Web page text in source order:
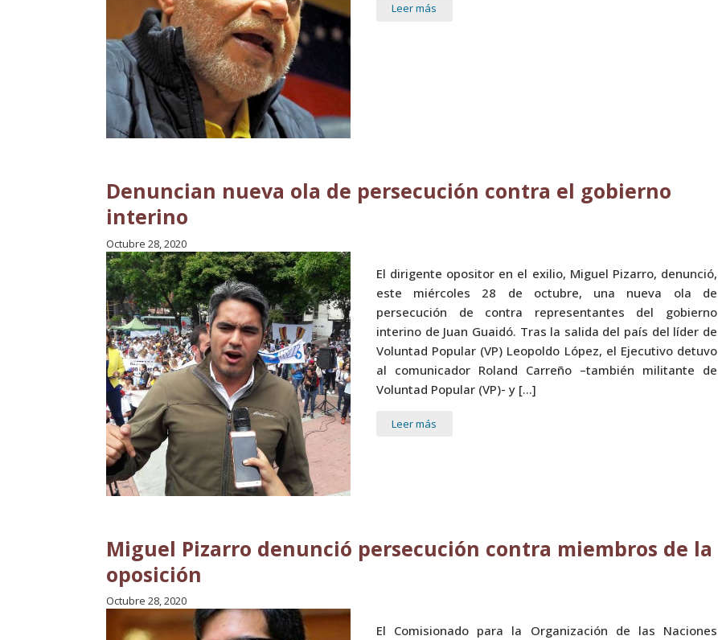
Leer más
Denuncian nueva ola de persecución contra el gobierno
interino
Octubre 28, 2020
El dirigente opositor en el exilio, Miguel Pizarro, denunció,
este miércoles 28 de octubre, una nueva ola de
persecución de contra representantes del gobierno
interino de Juan Guaidó. Tras la salida del país del líder de
Voluntad Popular (VP) Leopoldo López, el Ejecutivo detuvo
al comunicador Roland Carreño –también militante de
Voluntad Popular (VP)- y […]
Leer más
Miguel Pizarro denunció persecución contra miembros de la
oposición
Octubre 28, 2020
El Comisionado para la Organización de las Naciones